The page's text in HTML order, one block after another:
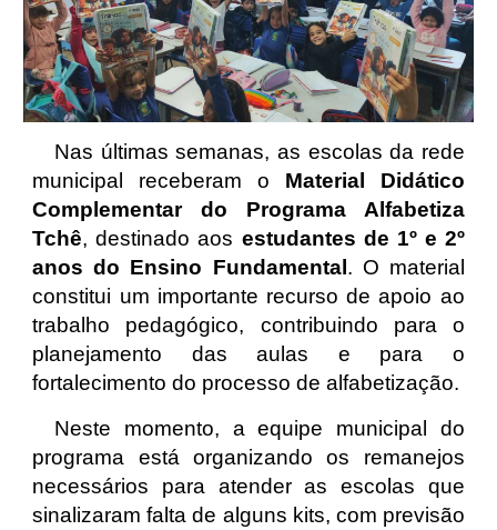
Nas últimas semanas, as escolas da rede
municipal receberam o Material Didático
Complementar do Programa Alfabetiza
Tchê, destinado aos estudantes de 1º e 2º
anos do Ensino Fundamental. O material
constitui um importante recurso de apoio ao
trabalho pedagógico, contribuindo para o
planejamento das aulas e para o
fortalecimento do processo de alfabetização.
Neste momento, a equipe municipal do
programa está organizando os remanejos
necessários para atender as escolas que
sinalizaram falta de alguns kits, com previsão